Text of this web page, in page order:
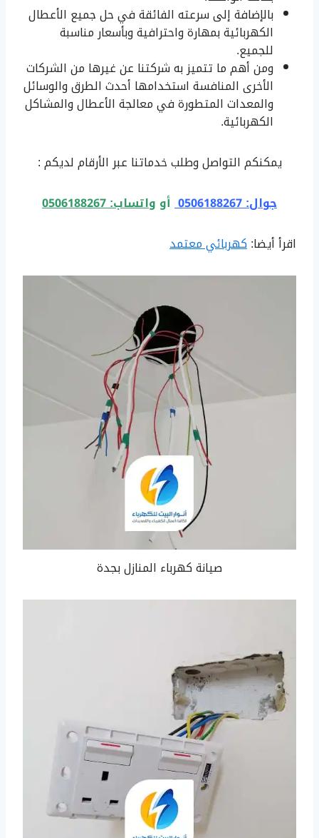
بالإضافة إلى سرعته الفائقة في حل جميع الأعطال
الكهربائية بمهارة واحترافية وبأسعار مناسبة
للجميع.
ومن أهم ما تتميز به شركتنا عن غيرها من الشركات
الأخرى المنافسة استخدامها أحدث الطرق والوسائل
والمعدات المتطورة في معالجة الأعطال والمشاكل
الكهربائية.
يمكنكم التواصل وطلب خدماتنا عبر الأرقام لديكم :
جوال: 0506188267
أو واتساب: 0506188267
اقرأ أيضا:كهربائي معتمد
صيانة كهرباء المنازل بجدة